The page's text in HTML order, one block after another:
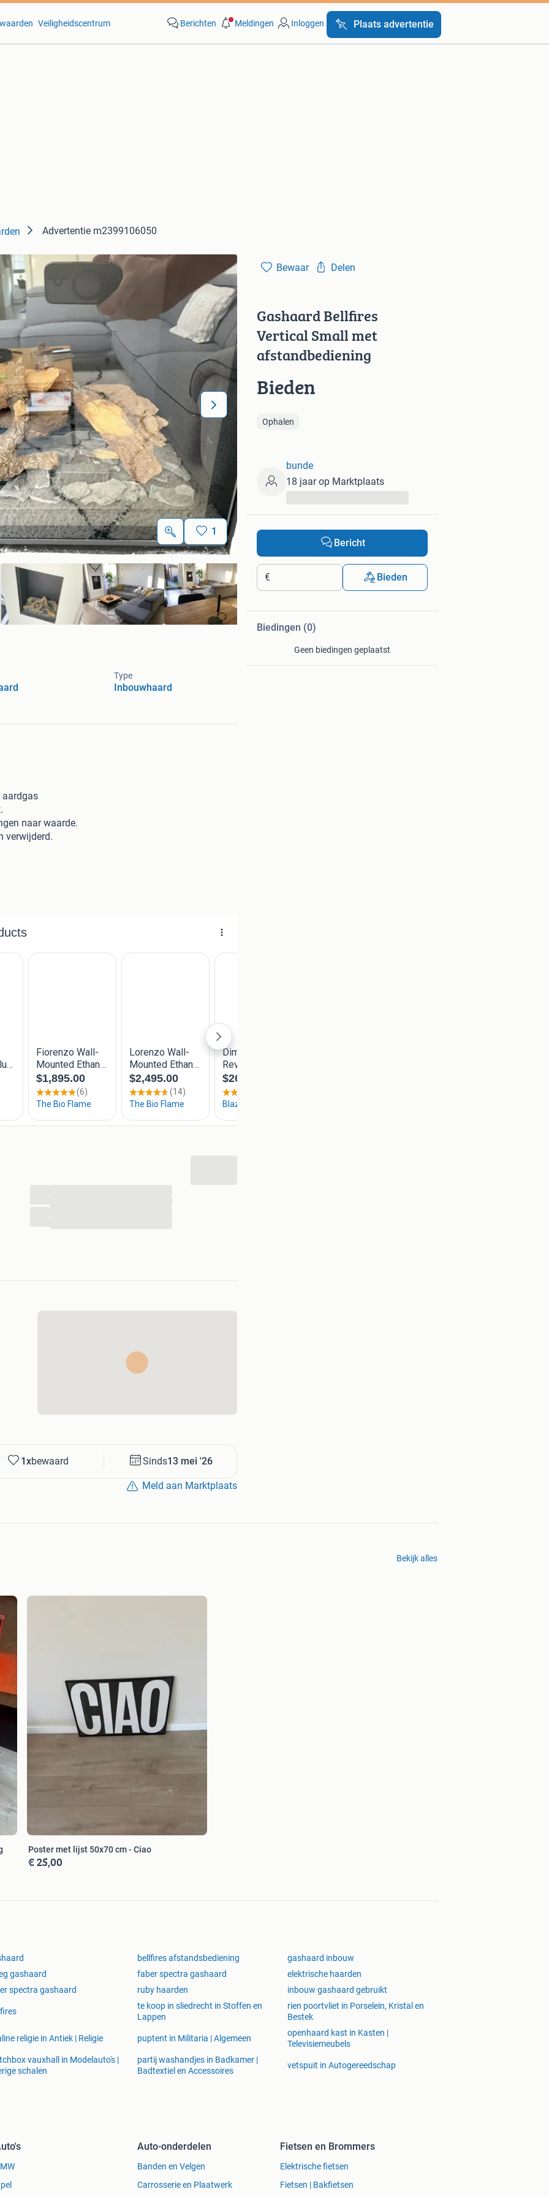
Veiligheidscentrum Berichten Meldingen Inloggen Plaats advertentie
Advertentie m2399106050
1
Type
Inbouwhaard
aardgas
naar waarde.
verwijderd.
haard met een speciaal formaat. De haard is hoog in
en Centre Fire met vlammen uit de bodem. Deze zijn
gashaarden van een hoge kwaliteit. Bellfires is een
worden geproduceerd binnen de Benelux. Het merk
en design.
met een prachtig zicht op het
in de View Bell-serie is er voor elke woning een
1xbewaard Sinds13 mei '26
Meld aan Marktplaats
Bewaar Delen
Gashaard Bellfires
Vertical Small met
afstandbediening
Bieden
Ophalen
bunde
18 jaar op Marktplaats
Bericht
€ Bieden
Biedingen (0)
Geen biedingen geplaatst
Bekijk alles
Poster met lijst 50x70 cm - Ciao
€ 25,00
bellfires afstandsbediening
gashaard inbouw
gashaard faber spectra gashaard
elektrische haarden
spectra gashaard ruby haarden inbouw gashaard gebruikt
te koop in sliedrecht in Stoffen en
Lappen
rien poortvliet in Porselein, Kristal en
Bestek
religie in Antiek | Religie puptent in Militaria | Algemeen
openhaard kast in Kasten |
Televisiemeubels
vauxhall in Modelauto's |
schalen
partij washandjes in Badkamer |
Badtextiel en Accessoires
vetspuit in Autogereedschap
Auto-onderdelen
Banden en Velgen
Carrosserie en Plaatwerk
Fietsen en Brommers
Elektrische fietsen
Fietsen | Bakfietsen